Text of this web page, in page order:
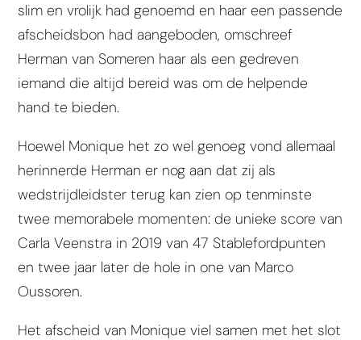
slim en vrolijk had genoemd en haar een passende
afscheidsbon had aangeboden, omschreef
Herman van Someren haar als een gedreven
iemand die altijd bereid was om de helpende
hand te bieden.
Hoewel Monique het zo wel genoeg vond allemaal
herinnerde Herman er nog aan dat zij als
wedstrijdleidster terug kan zien op tenminste
twee memorabele momenten: de unieke score van
Carla Veenstra in 2019 van 47 Stablefordpunten
en twee jaar later de hole in one van Marco
Oussoren.
Het afscheid van Monique viel samen met het slot